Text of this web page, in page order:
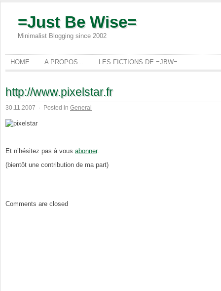
=Just Be Wise=
Minimalist Blogging since 2002
HOME A PROPOS .. LES FICTIONS DE =JBW=
http://www.pixelstar.fr
30.11.2007 · Posted in General
Et n’hésitez pas à vous abonner.
(bientôt une contribution de ma part)
Comments are closed